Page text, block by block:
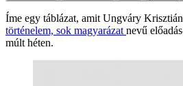
Íme egy táblázat, amit Ungváry
történelem, sok magyarázat nevű
múlt héten.